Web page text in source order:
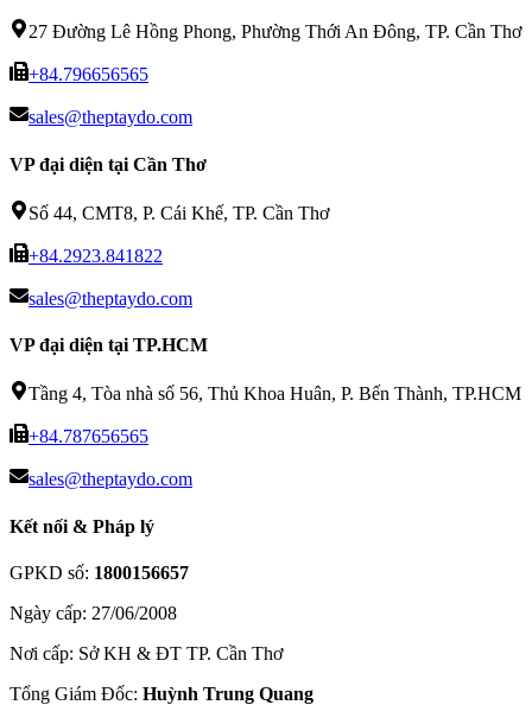
27 Đường Lê Hồng Phong, Phường Thới An Đông, TP. Cần Thơ
+84.796656565
sales@theptaydo.com
VP đại diện tại Cần Thơ
Số 44, CMT8, P. Cái Khế, TP. Cần Thơ
+84.2923.841822
sales@theptaydo.com
VP đại diện tại TP.HCM
Tầng 4, Tòa nhà số 56, Thủ Khoa Huân, P. Bến Thành, TP.HCM
+84.787656565
sales@theptaydo.com
Kết nối & Pháp lý
GPKD số: 1800156657
Ngày cấp: 27/06/2008
Nơi cấp: Sở KH & ĐT TP. Cần Thơ
Tổng Giám Đốc: Huỳnh Trung Quang